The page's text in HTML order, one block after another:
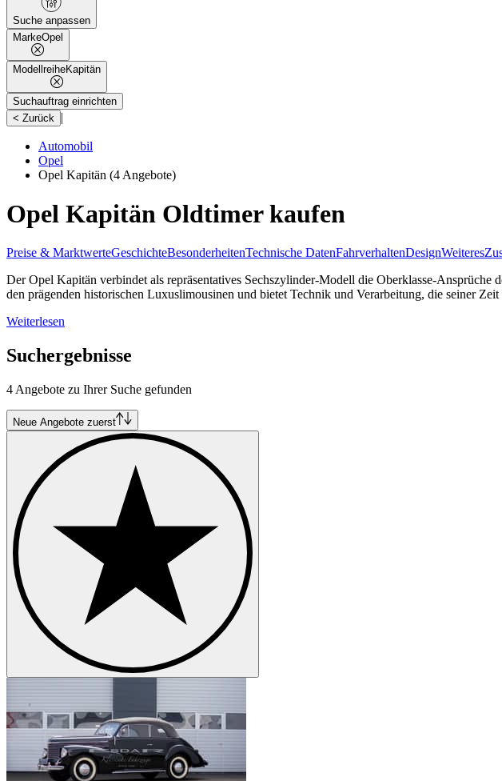
Suche anpassen
MarkeOpel
ModellreiheKapitän
Suchauftrag einrichten
< Zurück
|
Automobil
Opel
Opel Kapitän (4 Angebote)
Opel Kapitän Oldtimer kaufen
Preise & MarktwerteGeschichteBesonderheitenTechnische DatenFahrverhaltenDesignWeiteres
Der Opel Kapitän verbindet als repräsentatives Sechszylinder-Modell die Oberklasse-
den prägenden historischen Luxuslimousinen und bietet Technik und Verarbeitung, die seiner Zeit
Weiterlesen
Suchergebnisse
4 Angebote zu Ihrer Suche gefunden
Neue Angebote zuerst